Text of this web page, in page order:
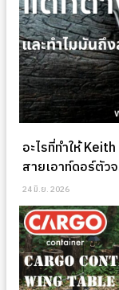
อะไรที่ทำให้
สายเอาท์ดอร์ตัว
24 มิ.ย. 2026